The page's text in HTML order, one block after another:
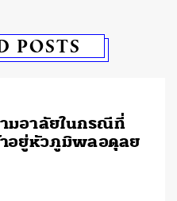
POSTS
มอาลัยในกรณีที่
อยู่หัวภูมิพลอดุลย